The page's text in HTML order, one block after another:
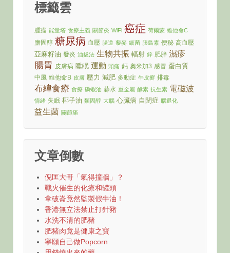
標籤雲
腫瘤 能量塔 食療主義 關節炎 WiFi 癌症 荷爾蒙 維他命C
膽固醇 糖尿病 血壓 腸道 藜麥 細菌 胰島素 便秘 高血壓
亞麻籽油 發炎 油拔法 生物共振 輻射 鋅 肥胖 濕疹
腸胃 皮膚病 睡眠 運動 頭痛 鈣 奧米加3 感冒 蛋白質
中風 維他命B 皮膚 壓力 減肥 多動症 牛皮癬 排毒
布緯食療 食療 磷蝦油 蒜水 重金屬 酵素 抗生素 電磁波
情緒 失眠 椰子油 類固醇 大腦 心臟病 自閉症 腦退化
益生菌 關節痛
文章倒數
倪匡大哥「氣得撞牆」？
戰火催生的化療和罐頭
拿破崙竟然監製假牛油！
香港無立法禁止打針豬
水洗不清的肥豬
肥豬肉竟是健康之寶
寧願自己做Popcorn